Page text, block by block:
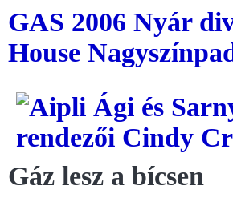
GAS 2006 Nyár
House
Gáz lesz a bícsen